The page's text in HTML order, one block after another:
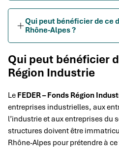
Qui peut bénéficier de ce
Rhône-Alpes ?
Qui peut bénéficier
Région Industrie
Le FEDER – Fonds Région
entreprises industrielles, aux
l’industrie et aux entreprises du
structures doivent être
Rhône-Alpes pour prétendre à